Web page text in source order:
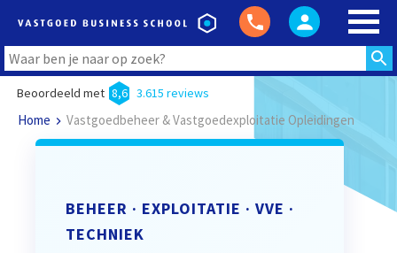
Beoordeeld met 8,6 3.615 reviews
Home Vastgoedbeheer & Vastgoedexploitatie Opleidingen
BEHEER · EXPLOITATIE · VVE ·
TECHNIEK